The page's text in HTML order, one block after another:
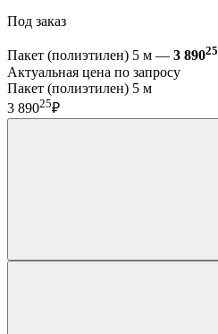
Под заказ
Пакет (полиэтилен) 5 м — 3 89025
Актуальная цена по запросу
Пакет (полиэтилен) 5 м
3 89025₽